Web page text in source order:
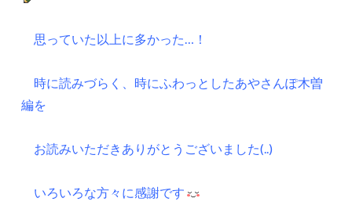
思っていた以上に多かった…！
時に読みづらく、時にふわっとしたあやさんぽ木曽
編を
お読みいただきありがとうございました(..)
いろいろな方々に感謝です